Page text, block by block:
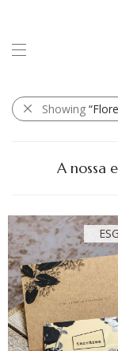
Showing
A nossa